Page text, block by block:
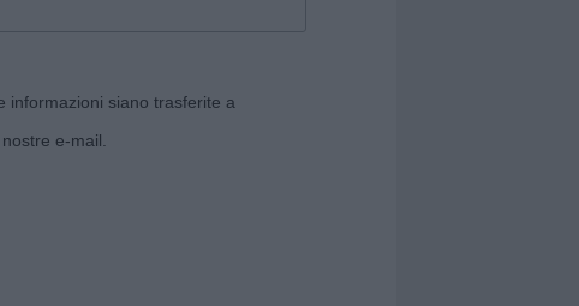
informazioni siano trasferite a
e-mail.